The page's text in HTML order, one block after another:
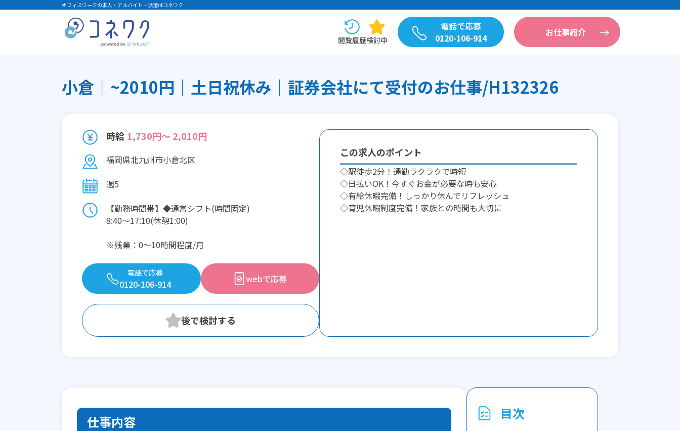
オフィスワークの求人・アルバイト・派遣はコネワク
閲覧履歴検討中
電話で応募
0120-106-914
お仕事紹介
小倉│~2010円│土日祝休み│証券会社にて受付のお仕事/H132326
時給 1,730円～ 2,010円
福岡県北九州市小倉北区
週5
【勤務時間帯】◆通常シフト(時間固定)
8:40〜17:10(休憩1:00)
※残業：0〜10時間程度/月
電話で応募
0120-106-914 webで応募
この求人のポイント
◇駅徒歩2分！通勤ラクラクで時短
◇日払いOK！今すぐお金が必要な時も安心
◇有給休暇完備！しっかり休んでリフレッシュ
◇育児休暇制度完備！家族との時間も大切に
仕事内容 目次